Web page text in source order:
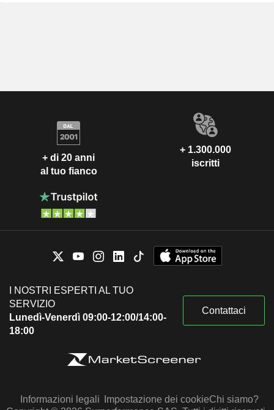
+ di 20 anni
al tuo fianco
+ 1.300.000
iscritti
I NOSTRI ESPERTI AL TUO
SERVIZIO
Lunedì-Venerdì 09:00-12:00/14:00-
18:00
Contattaci
Informazioni legali Impostazione dei cookieChi siamo?